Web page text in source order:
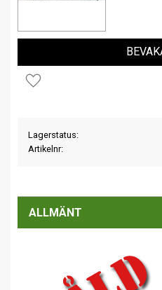
Lägg till i favoriter
Lagerstatus
Artikelnr
ALLMÄNT